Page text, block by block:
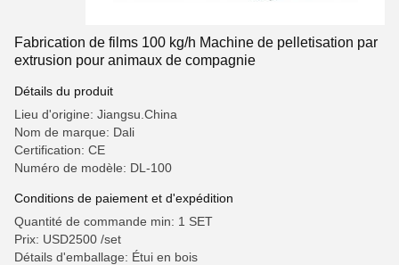
Fabrication de films 100 kg/h Machine de pelletisation par
extrusion pour animaux de compagnie
Détails du produit
Lieu d'origine: Jiangsu.China
Nom de marque: Dali
Certification: CE
Numéro de modèle: DL-100
Conditions de paiement et d'expédition
Quantité de commande min: 1 SET
Prix: USD2500 /set
Détails d'emballage: Étui en bois